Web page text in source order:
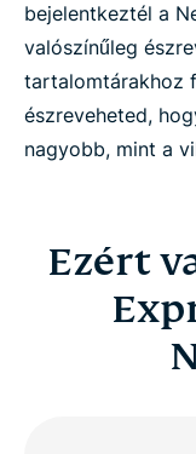
bejelentkeztél a
valószínűleg
tartalomtárakhoz
észreveheted,
nagyobb, mint a
Ezért